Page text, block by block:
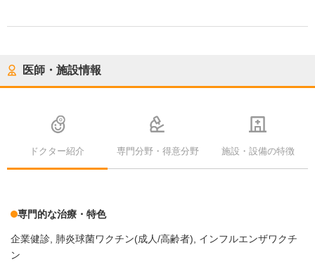
医師・施設情報
ドクター紹介 専門分野・得意分野 施設・設備の特徴
専門的な治療・特色
企業健診 肺炎球菌ワクチン(成人/高齢者)
インフルエンザワクチ
ン